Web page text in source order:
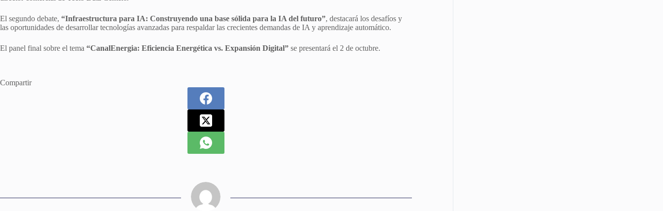
El segundo debate, “Infraestructura para IA: Construyendo una base sólida para la IA del futuro”, destacará los desafíos y
las oportunidades de desarrollar tecnologías avanzadas para respaldar las crecientes demandas de IA y aprendizaje automático.
El panel final sobre el tema “CanalEnergia: Eficiencia Energética vs. Expansión Digital” se presentará el 2 de octubre.
Compartir